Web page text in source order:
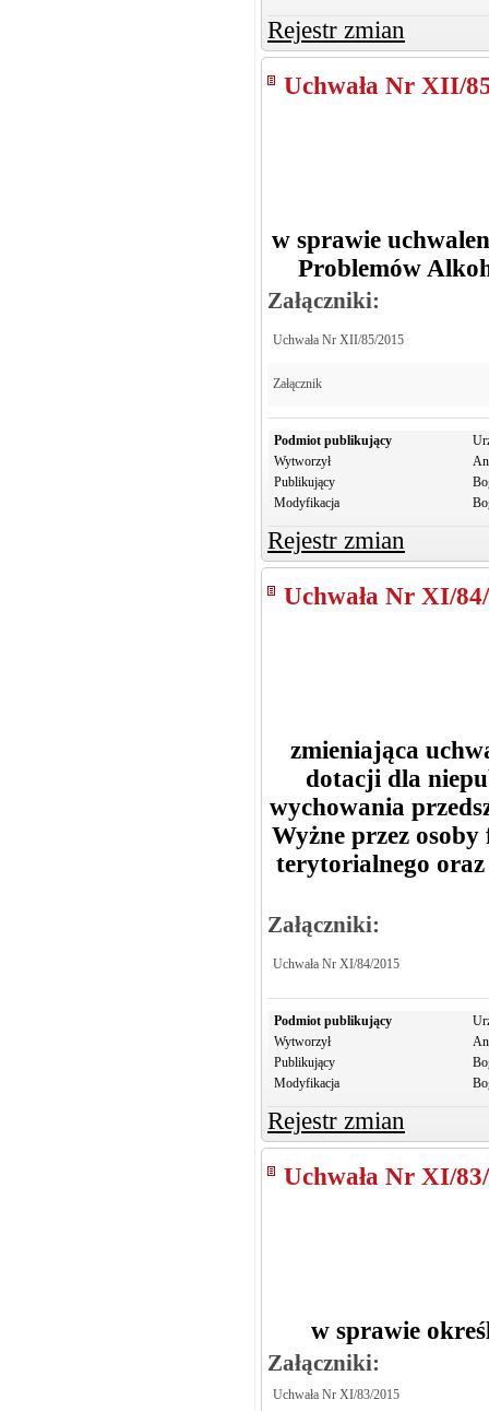
Rejestr zmian
Uchwała Nr XII/
w sprawie
Problemów
Załączniki:
Uchwała Nr XII/85/2015
Załącznik
Podmiot publikujący
Wytworzył
Publikujący
Modyfikacja
Rejestr zmian
Uchwała Nr XI/
zmieniająca
dotacji dla
wychowania
Wyżne przez
terytorialnego
Załączniki:
Uchwała Nr XI/84/2015
Podmiot publikujący
Wytworzył
Publikujący
Modyfikacja
Rejestr zmian
Uchwała Nr XI/
w sprawie
Załączniki:
Uchwała Nr XI/83/2015